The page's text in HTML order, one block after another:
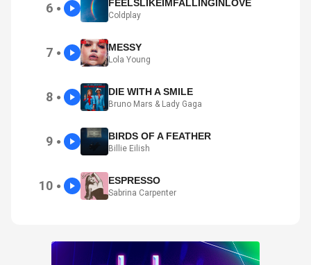
6 ● FEELSLIKEIMFALLINGINLOVE
Coldplay
7 ● MESSY
Lola Young
8 ● DIE WITH A SMILE
Bruno Mars & Lady Gaga
9 ● BIRDS OF A FEATHER
Billie Eilish
10 ● ESPRESSO
Sabrina Carpenter